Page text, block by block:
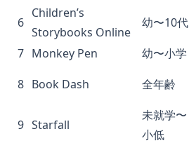
6
Children’s
Storybooks Online
幼〜10代
7 Monkey Pen 幼〜小学
8 Book Dash 全年齢
9 Starfall
未就学〜
小低